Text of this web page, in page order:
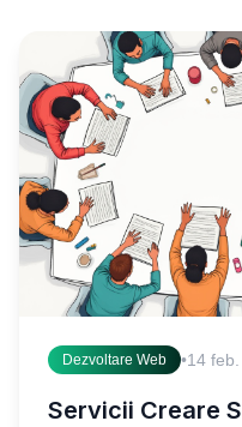
Dezvoltare Web •14
Servicii Creare